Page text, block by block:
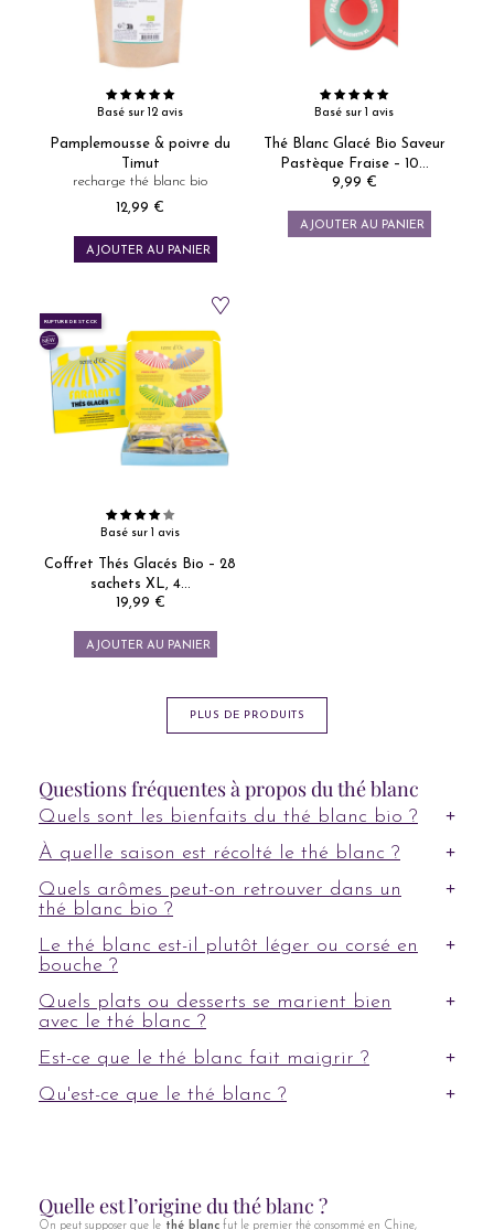
Basé sur 12 avis
Pamplemousse & poivre du
Timut
recharge thé blanc bio
Prix
12,99 €
AJOUTER AU PANIER
Basé sur 1 avis
Thé Blanc Glacé Bio Saveur
Pastèque Fraise – 10...
Prix
9,99 €
AJOUTER AU PANIER
RUPTURE DE STOCK
Basé sur 1 avis
Coffret Thés Glacés Bio – 28
sachets XL, 4...
Prix
19,99 €
AJOUTER AU PANIER
PLUS DE PRODUITS
Questions fréquentes à propos du thé blanc
Quels sont les bienfaits du thé blanc bio ?
À quelle saison est récolté le thé blanc ?
Quels arômes peut-on retrouver dans un
thé blanc bio ?
Le thé blanc est-il plutôt léger ou corsé en
bouche ?
Quels plats ou desserts se marient bien
avec le thé blanc ?
Est-ce que le thé blanc fait maigrir ?
Qu'est-ce que le thé blanc ?
Quelle est l’origine du thé blanc ?
On peut supposer que le thé blanc fut le premier thé consommé en Chine,